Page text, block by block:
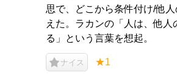
思で、どこから条件付け/他
えた。ラカンの「人は、他人
る」という言葉を想起。
ナイス ★1